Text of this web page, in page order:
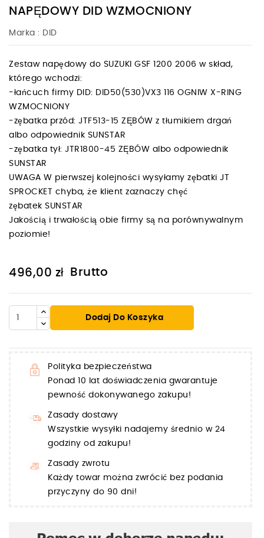
NAPĘDOWY DID WZMOCNIONY
Marka : DID
Zestaw napędowy do SUZUKI GSF 1200 2006 w skład,
którego wchodzi:
-łańcuch firmy DID: DID50(530)VX3 116 OGNIW X-RING
WZMOCNIONY
-zębatka przód: JTF513-15 ZĘBÓW z tłumikiem drgań
albo odpowiednik SUNSTAR
-zębatka tył: JTR1800-45 ZĘBÓW albo odpowiednik
SUNSTAR
UWAGA W pierwszej kolejności wysyłamy zębatki JT
SPROCKET chyba, że klient zaznaczy chęć
zębatek SUNSTAR
Jakością i trwałością obie firmy są na porównywalnym
poziomie!
496,00 zł Brutto
Dodaj Do Koszyka
Polityka bezpieczeństwa
Ponad 10 lat doświadczenia gwarantuje
pewność dokonywanego zakupu!
Zasady dostawy
Wszystkie wysyłki nadajemy średnio w 24
godziny od zakupu!
Zasady zwrotu
Każdy towar można zwrócić bez podania
przyczyny do 90 dni!